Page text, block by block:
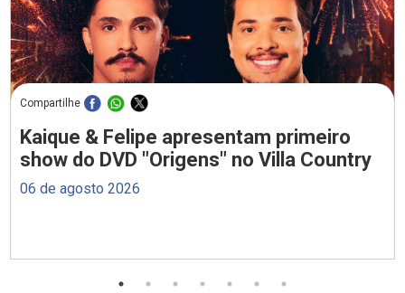
Compartilhe
Kaique & Felipe apresentam primeiro
show do DVD "Origens" no Villa Country
06 de agosto 2026